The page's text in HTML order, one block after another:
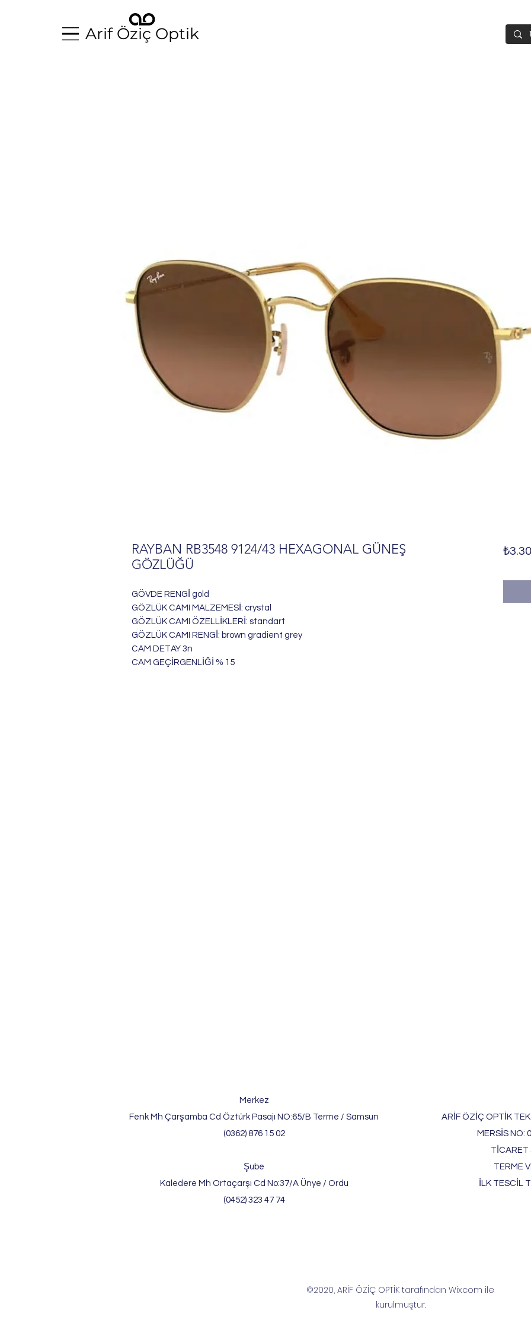
Arif Öziç Optik
Arif Öziç Optik
RAYBAN RB3548 9124/43 HEXAGONAL GÜNEŞ
GÖZLÜĞÜ
GÖVDE RENGİ gold
GÖZLÜK CAMI MALZEMESİ: crystal
GÖZLÜK CAMI ÖZELLİKLERİ: standart
GÖZLÜK CAMI RENGİ: brown gradient grey
CAM DETAY 3n
CAM GEÇİRGENLİĞİ % 15
Merkez
Fenk Mh Çarşamba Cd Öztürk Pasajı NO:65/B Terme / Samsun
(0362) 876 15 02
Şube
Kaledere Mh Ortaçarşı Cd No:37/A Ünye / Ordu
(0452) 323 47 74
ARİF ÖZİÇ OPTİK
MERSİS NO:
TİCARET
TERME
İLK TESCİL
©2020, ARİF ÖZİÇ OPTİK tarafından Wix.com ile
kurulmuştur.